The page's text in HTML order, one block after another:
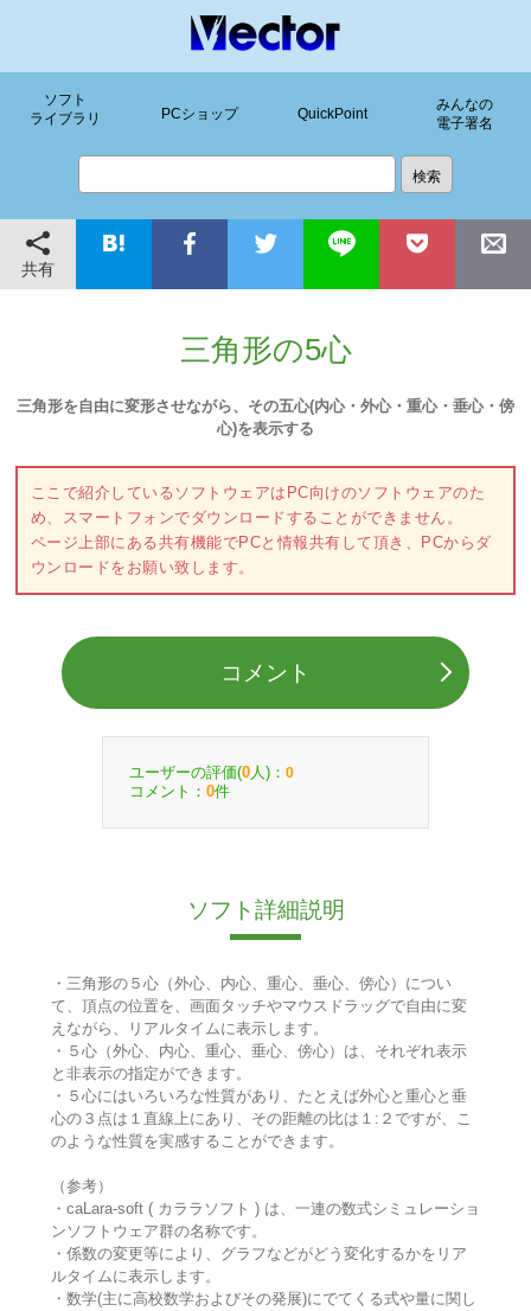
ソフト
ライブラリ
PCショップ QuickPoint
みんなの
電子署名
共有
三角形の5心
三角形を自由に変形させながら、その五心(内心・外心・重心・垂心・傍
心)を表示する
ここで紹介しているソフトウェアはPC向けのソフトウェアのた
め、スマートフォンでダウンロードすることができません。
ページ上部にある共有機能でPCと情報共有して頂き、PCからダ
ウンロードをお願い致します。
コメント
ユーザーの評価(0 人)： 0
コメント： 0件
ソフト詳細説明
・三角形の５心（外心、内心、重心、垂心、傍心）につい
て、頂点の位置を、画面タッチやマウスドラッグで自由に変
えながら、リアルタイムに表示します。
・５心（外心、内心、重心、垂心、傍心）は、それぞれ表示
と非表示の指定ができます。
・５心にはいろいろな性質があり、たとえば外心と重心と垂
心の３点は１直線上にあり、その距離の比は１:２ですが、こ
のような性質を実感することができます。
（参考）
・caLara-soft ( カララソフト ) は、一連の数式シミュレーショ
ンソフトウェア群の名称です。
・係数の変更等により、グラフなどがどう変化するかをリア
ルタイムに表示します。
・数学(主に高校数学およびその発展)にでてくる式や量に関し